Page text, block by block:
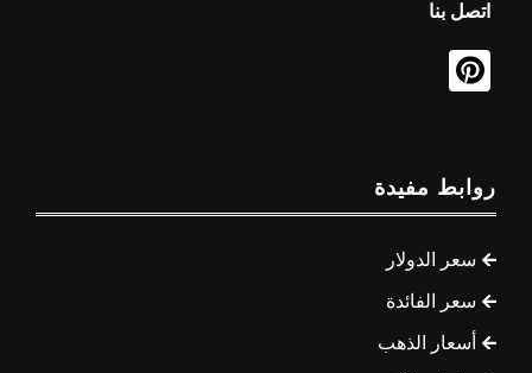
اتصل بنا
روابط مفيدة
سعر الدولار
سعر الفائدة
أسعار الذهب